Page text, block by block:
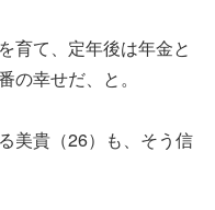
育て、定年後は年金と
の幸せだ、と。
美貴（26）も、そう信